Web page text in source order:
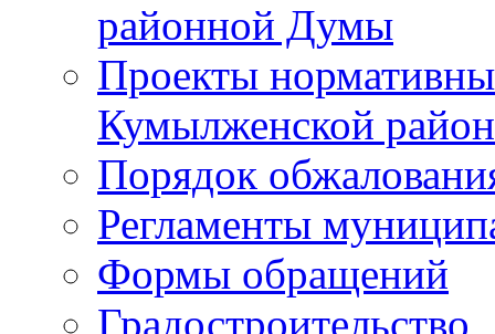
районной Думы
Проекты
Кумылженской
Порядок
Регламенты
Формы обращений
Градостроительство